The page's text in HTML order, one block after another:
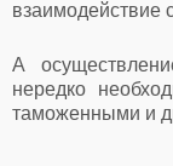
взаимодействие
А
нередко
таможенными и